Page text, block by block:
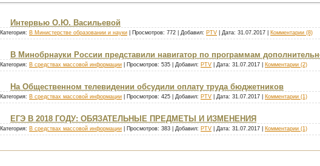
Интервью О.Ю. Васильевой
Категория: В Министерстве образовании и науки | Просмотров: 772 | Добавил: PTV | Дата: 31.07.2017 Комментарии (8)
В Минобрнауки России представили навигатор по программам
Категория: В средствах массовой информации | Просмотров: 535 | Добавил: PTV | Дата: 31.07.2017 Комментарии (2)
На Общественном телевидении обсудили оплату труда бюджетников
Категория: В средствах массовой информации | Просмотров: 425 | Добавил: PTV | Дата: 31.07.2017 Комментарии (1)
ЕГЭ В 2018 ГОДУ: ОБЯЗАТЕЛЬНЫЕ ПРЕДМЕТЫ И ИЗМЕНЕНИЯ
Категория: В средствах массовой информации | Просмотров: 383 | Добавил: PTV | Дата: 31.07.2017 Комментарии (1)